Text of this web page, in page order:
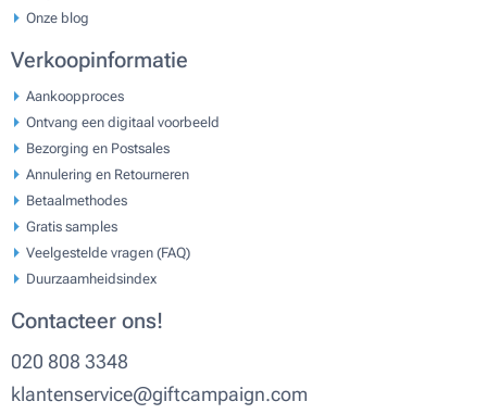
Onze blog
Verkoopinformatie
Aankoopproces
Ontvang een digitaal voorbeeld
Bezorging en Postsales
Annulering en Retourneren
Betaalmethodes
Gratis samples
Veelgestelde vragen (FAQ)
Duurzaamheidsindex
Contacteer ons!
020 808 3348
klantenservice@giftcampaign.com